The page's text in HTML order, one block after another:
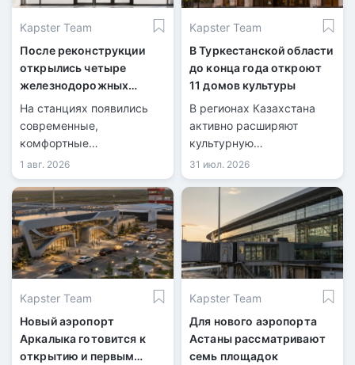
Kapster Team
После реконструкции
открылись четыре
железнодорожных
вокзала
На станциях появились
современные,
комфортные
пространства для
пассажиров.
1 авг. 2026
Kapster Team
В Туркестанской области
до конца года откроют
11 домов культуры
В регионах Казахстана
активно расширяют
культурную
инфраструктуру.
31 июл. 2026
Kapster Team
Новый аэропорт
Аркалыка готовится к
открытию и первым
Kapster Team
Для нового аэропорта
Астаны рассматривают
семь площадок